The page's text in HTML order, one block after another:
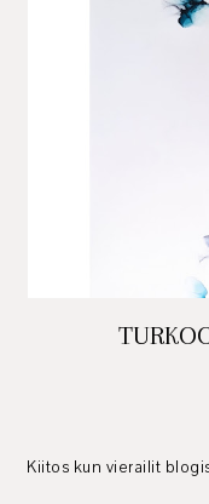
Kiitos kun vierailit